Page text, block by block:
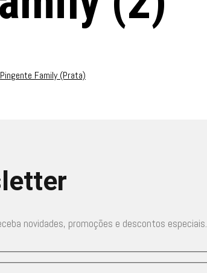
Pingente Family (Prata)
novidades, promoções e descontos especiais.